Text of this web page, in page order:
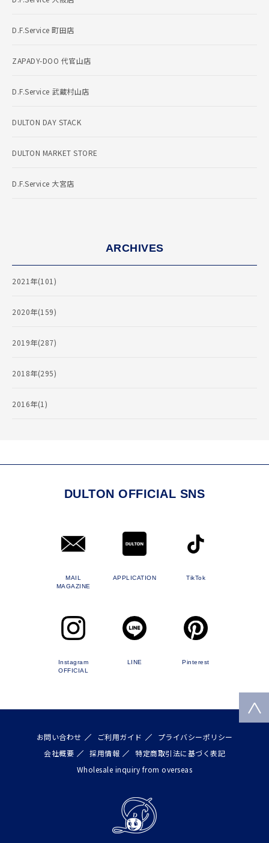
D.F.Service 町田店
ZAPADY-DOO 代官山店
D.F.Service 武蔵村山店
DULTON DAY STACK
DULTON MARKET STORE
D.F.Service 大宮店
ARCHIVES
2021年(101)
2020年(159)
2019年(287)
2018年(295)
2016年(1)
DULTON OFFICIAL SNS
MAIL
MAGAZINE
APPLICATION TikTok
Instagram
OFFICIAL
LINE Pinterest
お問い合わせ ご利用ガイド
プライバシーポリシー
会社概要
採用情報
特定商取引法に基づく表記
Wholesale inquiry from overseas